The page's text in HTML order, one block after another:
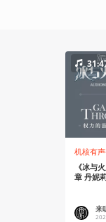
机核有
《冰与
章 丹妮
来